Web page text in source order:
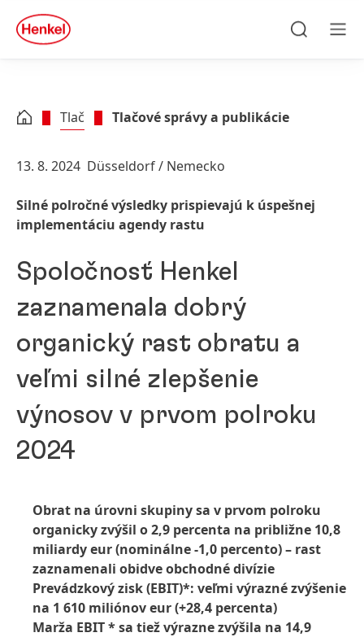
Skip to footer
quick
search
Tlač Tlačové správy a publikácie
13. 8. 2024 Düsseldorf / Nemecko
Silné polročné výsledky prispievajú k úspešnej
implementáciu agendy rastu
Spoločnosť Henkel
zaznamenala dobrý
organický rast obratu a
veľmi silné zlepšenie
výnosov v prvom polroku
2024
Obrat na úrovni skupiny sa v prvom polroku
organicky zvýšil o 2,9 percenta na približne 10,8
miliardy eur(nominálne -1,0 percento) – rast
zaznamenali obidve obchodné divízie
Prevádzkový zisk(EBIT)*: veľmi výrazné zvýšenie
na 1 610 miliónov eur(+28,4 percenta)
Marža EBIT * sa tiež výrazne zvýšila na 14,9